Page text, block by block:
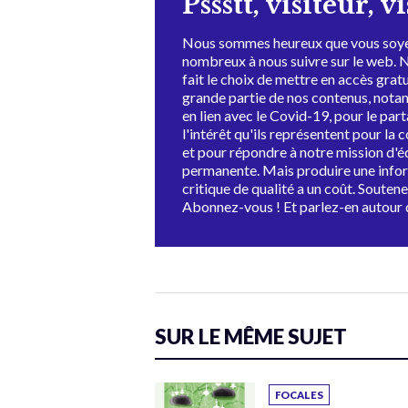
Nous sommes heureux que vous
nombreux à nous suivre sur le web.
fait le choix de mettre en accès
grande partie de nos contenus,
en lien avec le Covid-19, pour le
l'intérêt qu'ils représentent pour la
et pour répondre à notre mission
permanente. Mais produire une
critique de qualité a un coût.
Abonnez-vous ! Et parlez-en autour
SUR LE MÊME SUJET
FOCALES